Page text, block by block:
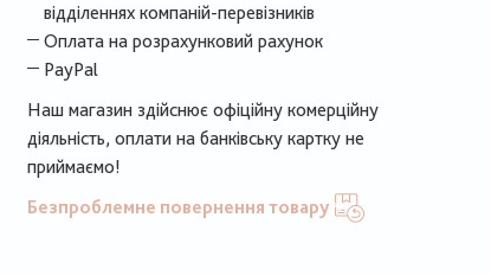
відділеннях компаній-перевізників
Оплата на розрахунковий рахунок
PayPal
Наш магазин здійснює офіційну комерційну
діяльність, оплати на банківську картку не
приймаємо!
Безпроблемне повернення товару